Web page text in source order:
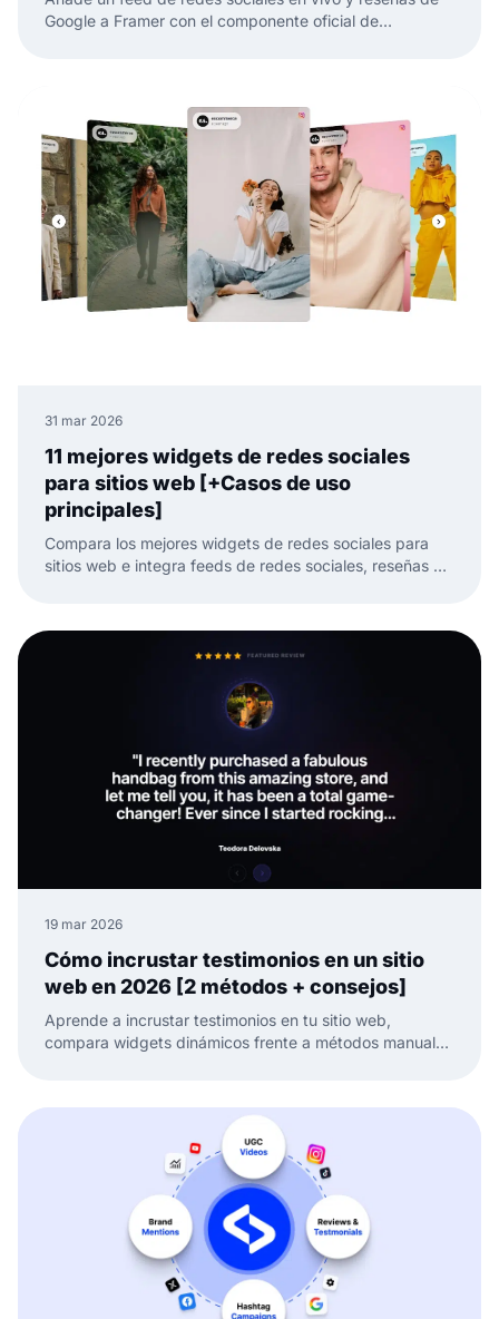
Google a Framer con el componente oficial de
31 mar 2026
11 mejores widgets de redes sociales
para sitios web [+Casos de uso
principales]
Compara los mejores widgets de redes sociales para
sitios web e integra feeds de redes sociales, reseñas y
19 mar 2026
Cómo incrustar testimonios en un sitio
web en 2026 [2 métodos + consejos]
Aprende a incrustar testimonios en tu sitio web,
compara widgets dinámicos frente a métodos manuales